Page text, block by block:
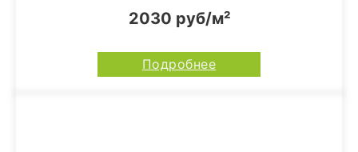
2030 руб/м²
Подробнее